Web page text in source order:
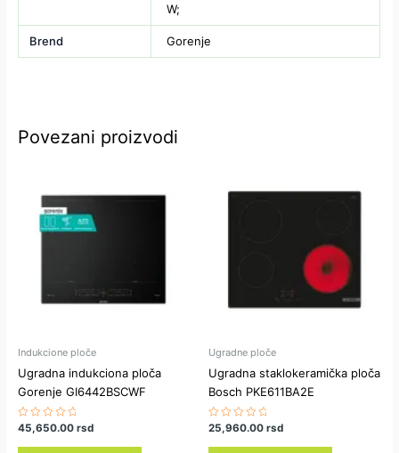
W;
Brend Gorenje
Povezani proizvodi
Indukcione ploče
Ugradna indukciona ploča
Gorenje GI6442BSCWF
Ocenjeno
sa
0
45,650.00rsd
Ugradne ploče
Ugradna staklokeramička ploča
Bosch PKE611BA2E
Ocenjeno
sa
0
25,960.00 rsd